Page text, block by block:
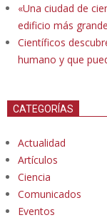
«Una ciudad de
edificio más
Científicos
humano y que
CATEGORÍAS
Actualidad
Artículos
Ciencia
Comunicados
Eventos